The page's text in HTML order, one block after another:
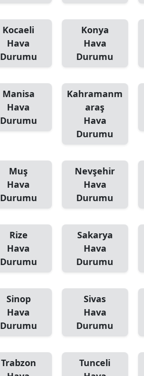
Kocaeli
Hava
Durumu
Konya
Hava
Durumu
Manisa
Hava
Durumu
Kahramanm
araş
Hava
Durumu
Muş
Hava
Durumu
Nevşehir
Hava
Durumu
Rize
Hava
Durumu
Sakarya
Hava
Durumu
Sinop
Hava
Durumu
Sivas
Hava
Durumu
Trabzon
Tunceli